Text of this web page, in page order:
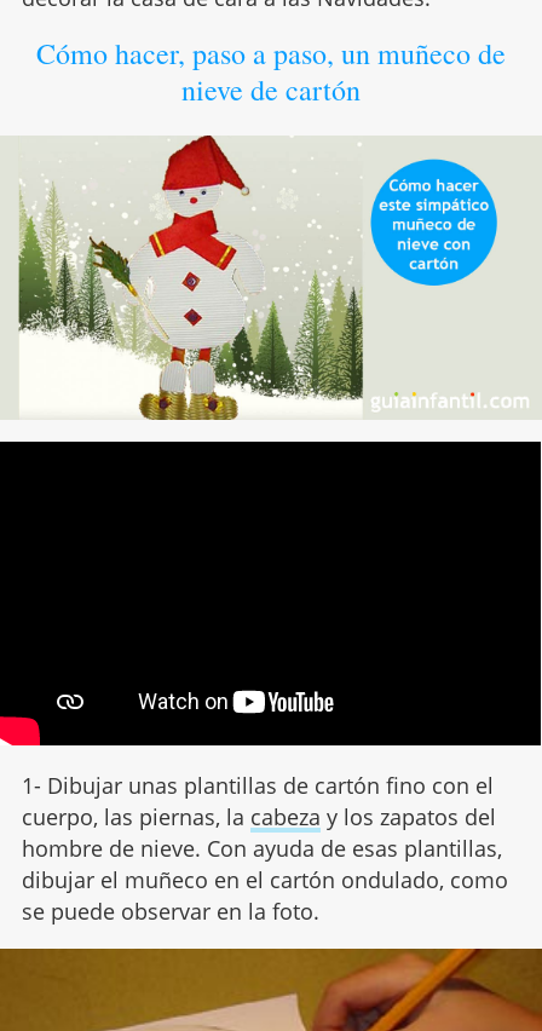
Cómo hacer, paso a paso, un muñeco de
nieve de cartón
1- Dibujar unas plantillas de cartón fino con el
cuerpo, las piernas, la cabeza y los zapatos del
hombre de nieve. Con ayuda de esas plantillas,
dibujar el muñeco en el cartón ondulado, como
se puede observar en la foto.